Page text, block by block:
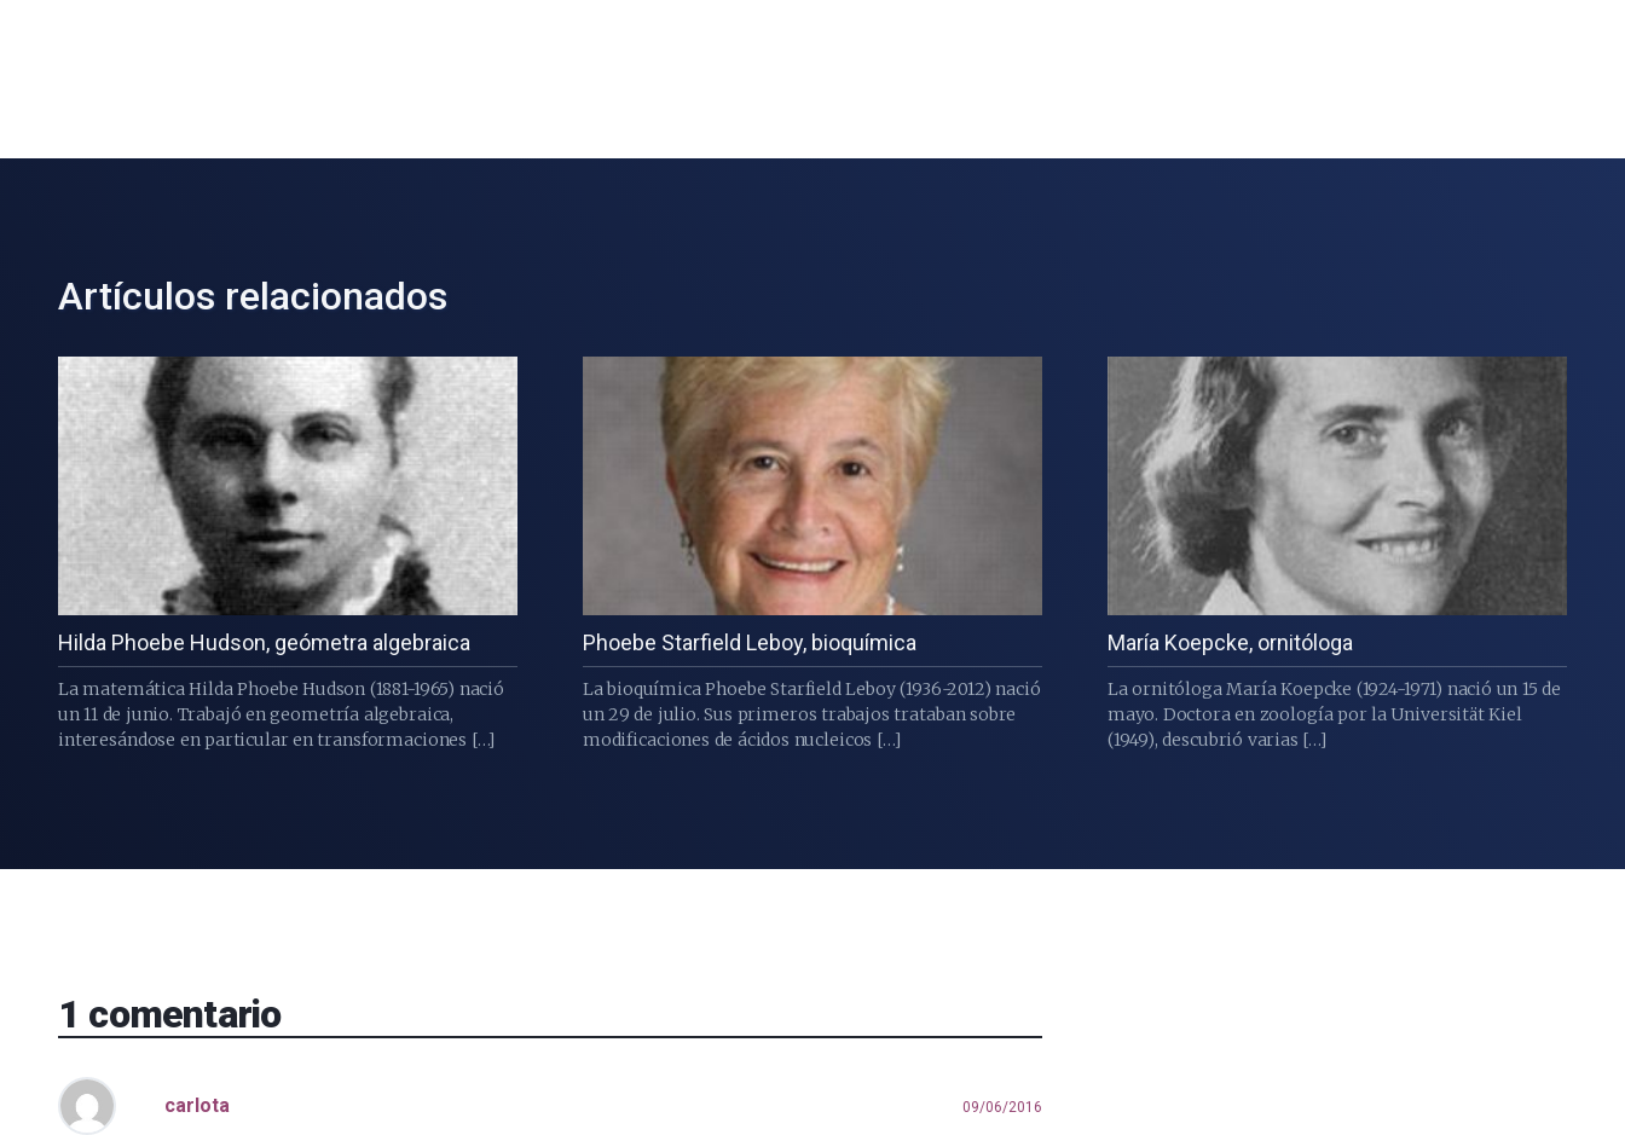
Artículos relacionados
Hilda Phoebe Hudson, geómetra algebraica
La matemática Hilda Phoebe Hudson (1881-1965) nació
un 11 de junio. Trabajó en geometría algebraica,
interesándose en particular en transformaciones […]
Phoebe Starfield Leboy, bioquímica
La bioquímica Phoebe Starfield Leboy (1936-2012) nació
un 29 de julio. Sus primeros trabajos trataban sobre
modificaciones de ácidos nucleicos […]
María Koepcke, ornitóloga
La ornitóloga María Koepcke (1924-1971) nació un 15 de
mayo. Doctora en zoología por la Universität Kiel
(1949), descubrió varias […]
1 comentario
carlota 09/06/2016